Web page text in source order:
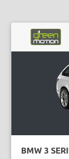
BMW 3